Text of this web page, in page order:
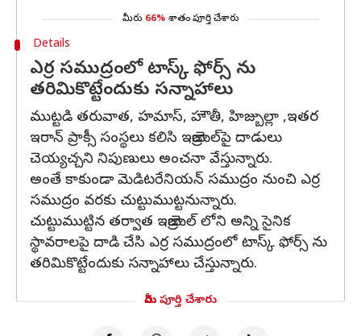
మీరు 66% శాతం పూర్తి చేశారు
Details
ఎర్ర సముద్రంలో టాస్క్ ఫోర్స్ ను
తరిమికొట్టేందుకు సన్నాహాలు
ముట్టడి తరువాత, హమాస్, హౌతీ, హిజ్బుల్లా ,ఇతర
ఇరాన్ ప్రాక్సీ సంస్థలు కలిసి ఇజ్రాయెల్‌పై దాడులు
చెయ్యచ్చని నిపుణులు అంచనా వేస్తున్నారు.
అంతే కాకుండా మెడిటరేనియన్ సముద్రం నుంచి ఎర్ర
సముద్రం వరకు చుట్టుముట్టనున్నారు.
చుట్టుముట్టిన తర్వాత ఇజ్రాయెల్ లోని అన్ని సైనిక
స్థావరాలపై దాడి చేసి ఎర్ర సముద్రంలో టాస్క్ ఫోర్స్ ను
తరిమికొట్టేందుకు సన్నాహాలు చేస్తున్నారు.
మీరు పూర్తి చేశారు